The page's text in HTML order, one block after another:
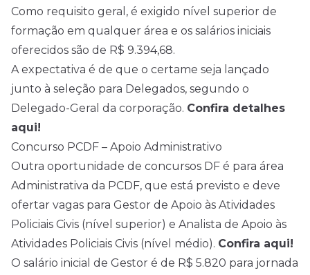
Como requisito geral, é exigido nível superior de
formação em qualquer área e os salários iniciais
oferecidos são de R$ 9.394,68.
A expectativa é de que o certame seja lançado
junto à seleção para Delegados, segundo o
Delegado-Geral da corporação. Confira detalhes
aqui!
Concurso PCDF – Apoio Administrativo
Outra oportunidade de concursos DF é para área
Administrativa da PCDF, que está previsto e deve
ofertar vagas para Gestor de Apoio às Atividades
Policiais Civis (nível superior) e Analista de Apoio às
Atividades Policiais Civis (nível médio). Confira aqui!
O salário inicial de Gestor é de R$ 5.820 para jornada